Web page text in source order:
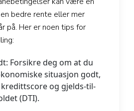
bedre rente eller mer
på. Her er noen tips for
Forsikre deg om at du
situasjon godt,
og gjelds-til-
(DTI).